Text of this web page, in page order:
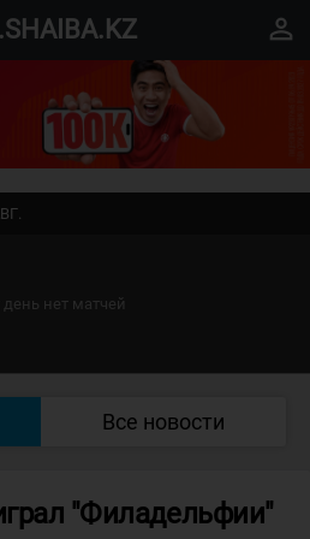
perm_identity
день нет матчей
Все новости
"Филадельфии"